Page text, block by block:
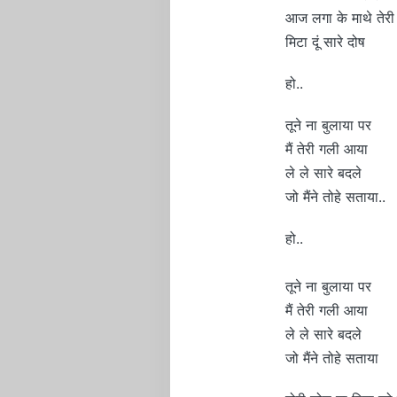
आज लगा के माथे तेरी
मिटा दूं सारे दोष
हो..
तूने ना बुलाया पर
मैं तेरी गली आया
ले ले सारे बदले
जो मैंने तोहे सताया..
हो..
तूने ना बुलाया पर
मैं तेरी गली आया
ले ले सारे बदले
जो मैंने तोहे सताया